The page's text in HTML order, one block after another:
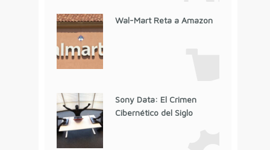
Wal-Mart Reta a Amazon
Sony Data: El Crimen
Cibernético del Siglo